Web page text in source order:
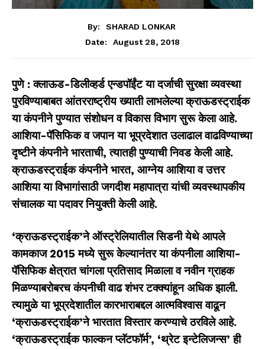
By:
SHARAD LONKAR
Date:
August 28, 2018
पुणे:क्लाऊड-डिलीव्हर्ड एन्डपॉईंट या दर्जाची सुरक्षा व्यवस्था
पुरविण्याबाबत आंतरराष्ट्रीय ख्याती लाभलेल्या क्राऊडस्ट्राईक
या कंपनीने पुण्यात संशोधन व विकास विभाग सुरू केला आहे.
आशिया-पॅसिफिक व जपान या भूप्रदेशात उलाढाल वाढविण्याच्या
दृष्टीने कंपनीने भारताची,त्यातही पुण्याची निवड केली आहे.
क्राऊडस्ट्राईक कंपनीने भारत, आग्नेय आशिया व उत्तर
आशिया या विभागांसाठी जगदीश महापात्रा यांची व्यवस्थापकीय
संचालक या पदावर नियुक्ती केली आहे.
‘क्राऊडस्ट्राईक’ने ऑस्ट्रेलियातील सिडनी येथे आपले
कामकाज2015मध्ये सुरू केल्यानंतर या कंपनीला आशिया-
पॅसिफिक क्षेत्रात चांगला प्रतिसाद मिळाला व नवीन ग्राहक
मिळण्याबरोबरच कंपनीची वाढ शंभर टक्क्यांहून अधिक झाली.
त्यामुळे या भूप्रदेशातील कारभाराबद्दल आत्मविश्वास वाढून
‘क्राऊडस्ट्राईक’ने भारतात विस्तार करण्याचे ठरविले आहे.
‘क्राऊडस्ट्राईक फाल्कन प्लॅटफॉर्म’, ‘थ्रेट इन्टेलिजन्स’ ही